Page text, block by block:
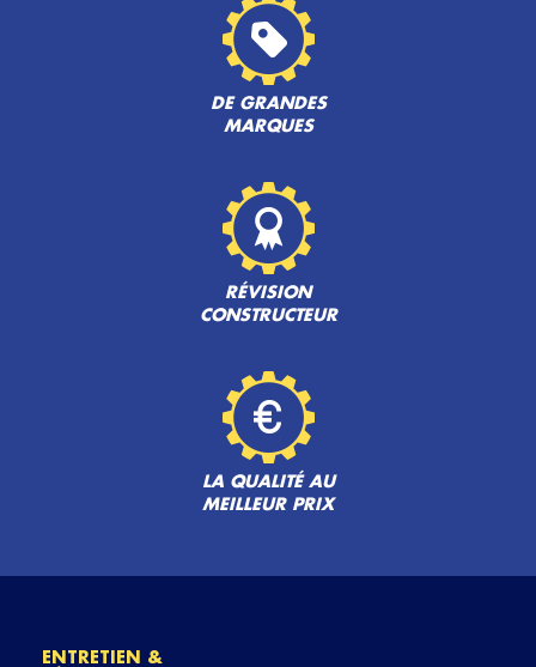
DE GRANDES
MARQUES
RÉVISION
CONSTRUCTEUR
LA QUALITÉ AU
MEILLEUR PRIX
ENTRETIEN &